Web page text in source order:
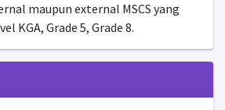
maupun external MSCS yang
KGA, Grade 5, Grade 8.